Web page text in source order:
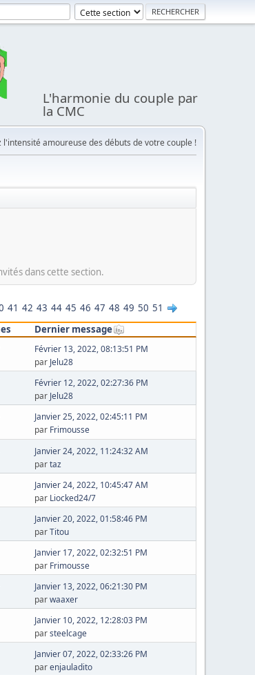
L'harmonie du couple par
la CMC
l'intensité amoureuse des débuts de votre couple !
dans cette section.
41 42 43 44 45 46 47 48 49 50 51
Dernier message
Février 13, 2022, 08:13:51 PM
par Jelu28
Février 12, 2022, 02:27:36 PM
par Jelu28
Janvier 25, 2022, 02:45:11 PM
par Frimousse
Janvier 24, 2022, 11:24:32 AM
partaz
Janvier 24, 2022, 10:45:47 AM
par Liocked24/7
Janvier 20, 2022, 01:58:46 PM
parTitou
Janvier 17, 2022, 02:32:51 PM
par Frimousse
Janvier 13, 2022, 06:21:30 PM
parwaaxer
Janvier 10, 2022, 12:28:03 PM
parsteelcage
Janvier 07, 2022, 02:33:26 PM
parenjauladito